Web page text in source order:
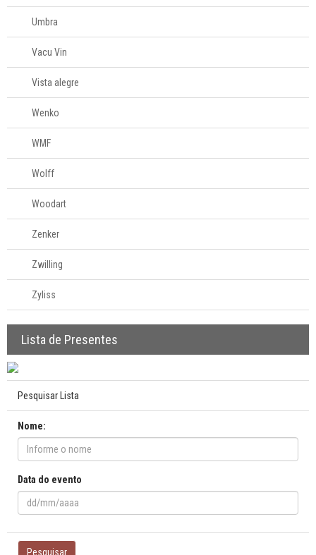
Umbra
Vacu Vin
Vista alegre
Wenko
WMF
Wolff
Woodart
Zenker
Zwilling
Zyliss
Lista de Presentes
Pesquisar Lista
Nome:
Data do evento
Pesquisar